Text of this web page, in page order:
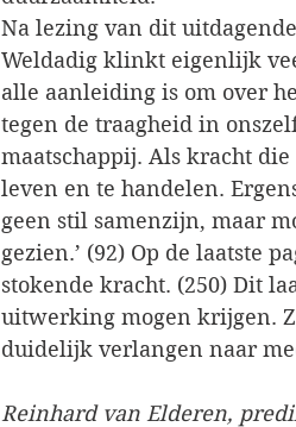
Na lezing van dit
Weldadig klinkt eigenlijk
alle aanleiding is om over
tegen de traagheid in
maatschappij. Als kracht
leven en te handelen.
geen stil samenzijn, maar
gezien.’ (92) Op de laatste
stokende kracht. (250) Dit
uitwerking mogen krijgen.
duidelijk verlangen naar
Reinhard van Elderen,